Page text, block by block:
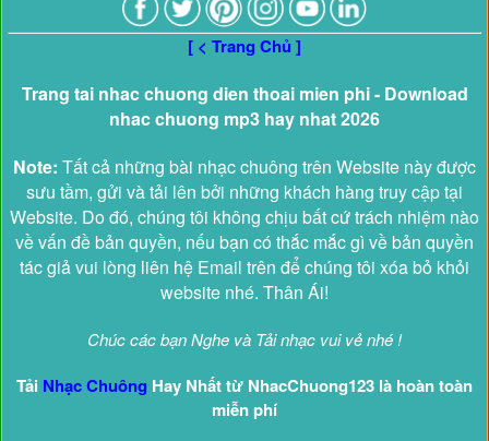
[ < Trang Chủ ]
Trang tai nhac chuong dien thoai mien phi - Download
nhac chuong mp3 hay nhat 2026
Note: Tất cả những bài nhạc chuông trên Website này được
sưu tầm, gửi và tải lên bởi những khách hàng truy cập tại
Website. Do đó, chúng tôi không chịu bất cứ trách nhiệm nào
về vấn đề bản quyền, nếu bạn có thắc mắc gì về bản quyền
tác giả vui lòng liên hệ Email trên để chúng tôi xóa bỏ khỏi
website nhé. Thân Ái!
Chúc các bạn Nghe và Tải nhạc vui vẻ nhé !
Tải Nhạc Chuông Hay Nhất từ NhacChuong123 là hoàn toàn
miễn phí